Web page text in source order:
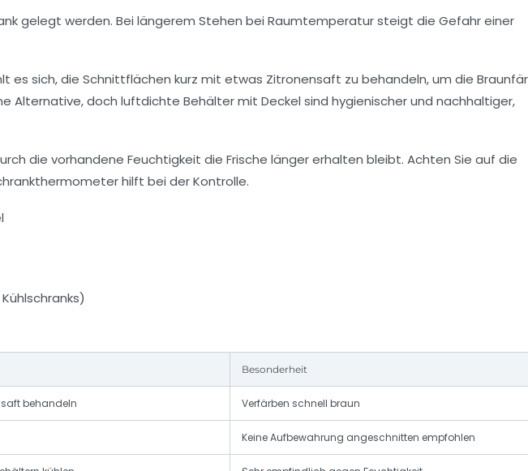
gelegt werden. Bei längerem Stehen bei Raumtemperatur steigt die Gefahr einer
es sich, die Schnittflächen kurz mit etwas Zitronensaft zu behandeln, um die
Alternative, doch luftdichte Behälter mit Deckel sind hygienischer und nachhaltiger,
die vorhandene Feuchtigkeit die Frische länger erhalten bleibt. Achten Sie auf die
hilft bei der Kontrolle.
Besonderheit
behandeln Verfärben schnell braun
Keine Aufbewahrung angeschnitten empfohlen